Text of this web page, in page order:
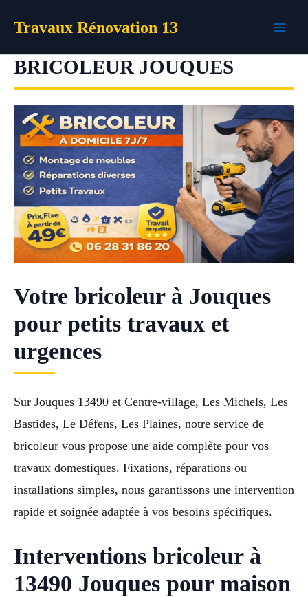
Travaux Rénovation 13
BRICOLEUR JOUQUES
Votre bricoleur à Jouques
pour petits travaux et
urgences
Sur Jouques 13490 et Centre-village, Les Michels, Les
Bastides, Le Défens, Les Plaines, notre service de
bricoleur vous propose une aide complète pour vos
travaux domestiques. Fixations, réparations ou
installations simples, nous garantissons une intervention
rapide et soignée adaptée à vos besoins spécifiques.
Interventions bricoleur à
13490 Jouques pour maison